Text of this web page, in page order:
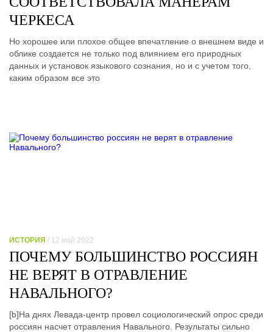
ЧЕРКЕСА
Но хорошее или плохое общее впечатление о внешнем виде и
облике создается не только под влиянием его природных
данных и установок языкового сознания, но и с учетом того,
каким образом все это
ИСТОРИЯ / 12 май 2022
ПОЧЕМУ БОЛЬШИНСТВО РОССИЯН
НЕ ВЕРЯТ В ОТРАВЛЕНИЕ
НАВАЛЬНОГО?
[b]На днях Левада-центр провел социологический опрос среди
россиян насчет отравления Навального. Результаты сильно